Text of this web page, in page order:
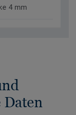
4 mm
Daten